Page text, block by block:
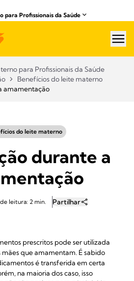
Profissionais da Saúde​
para Profissionais da Saúde​
Benefícios do leite materno
amamentação
do leite materno
durante a
leitura: 2 min. Partilhar
prescritos pode ser utilizada
que amamentam. É sabido
é transferida em certa
na maioria dos caso, isso